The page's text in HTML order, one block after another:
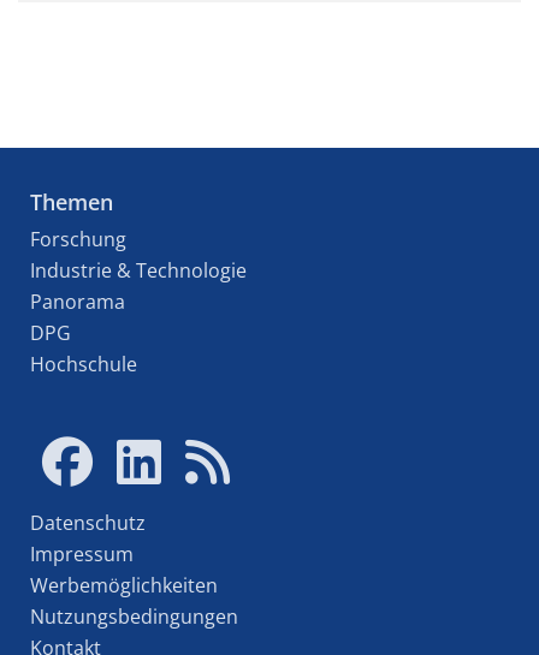
Themen
Forschung
Industrie & Technologie
Panorama
DPG
Hochschule
Datenschutz
Impressum
Werbemöglichkeiten
Nutzungsbedingungen
Kontakt